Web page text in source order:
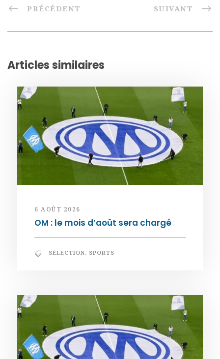
PRÉCÉDENT SUIVANT
Articles similaires
6 AOÛT 2026
OM : le mois d’août sera chargé
SÉLECTION, SPORTS